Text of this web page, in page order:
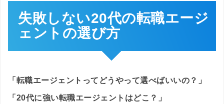
失敗しない20代の転職エージ
ェントの選び方
「転職エージェントってどうやって選べばいいの？」
「20代に強い転職エージェントはどこ？」